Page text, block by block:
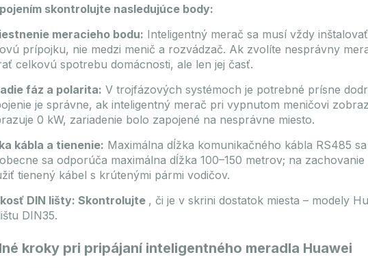
skontrolujte nasledujúce body:
meracieho bodu: Inteligentný merač sa musí vždy
prípojku, nie medzi menič a rozvádzač. Ak zvolíte nesprávny
celkovú spotrebu domácnosti, ale len jej časť.
fáz a polarita: V trojfázových systémoch je potrebné prísne
je správne, ak inteligentný merač pri vypnutom meničovi
0 kW, zariadenie bolo zapojené na nesprávne miesto.
kábla a tienenie: Maximálna dĺžka komunikačného kábla RS485
sa odporúča maximálna dĺžka 100–150 metrov; na
tienený kábel s krútenými pármi vodičov.
DIN lišty: Skontrolujte , či je v skrini dostatok miesta – modely
DIN35.
kroky pri pripájaní inteligentného meradla Huawei